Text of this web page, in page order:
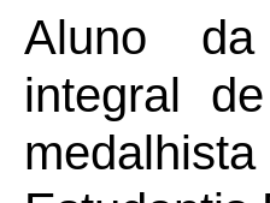
Aluno da
integral